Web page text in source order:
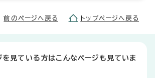
前のページへ戻る トップページへ戻る
を見ている方はこんなページも見ていま